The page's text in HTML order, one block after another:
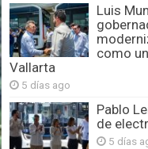
Luis
como
Vallarta
5 días ago
Pablo
de
5 días